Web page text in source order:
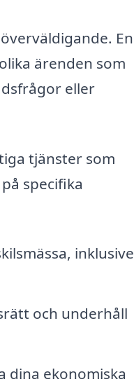
En
ärenden som
eller
tjänster som
specifika
inklusive
och underhåll
dina ekonomiska